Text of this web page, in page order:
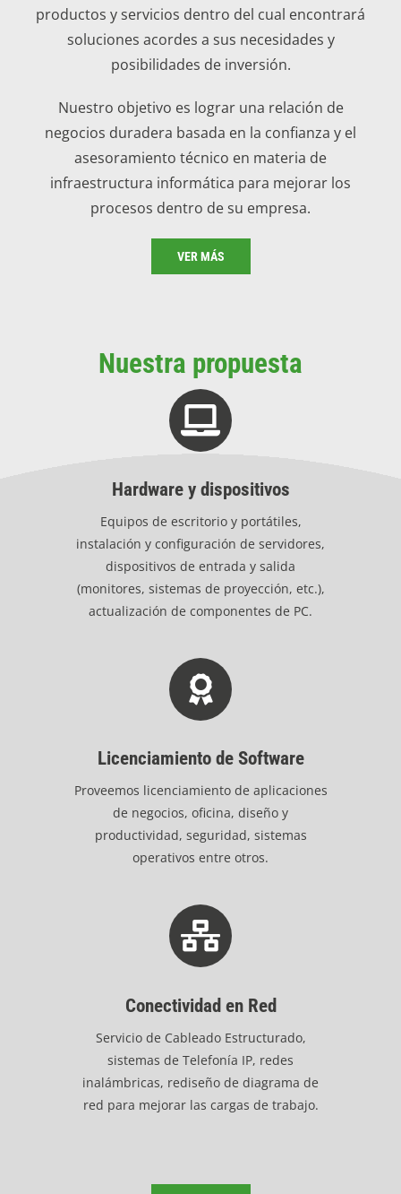
productos y servicios dentro del cual encontrará
soluciones acordes a sus necesidades y
posibilidades de inversión.
Nuestro objetivo es lograr una relación de
negocios duradera basada en la confianza y el
asesoramiento técnico en materia de
infraestructura informática para mejorar los
procesos dentro de su empresa.
VER MÁS
Nuestra propuesta
Hardware y dispositivos
Equipos de escritorio y portátiles,
instalación y configuración de servidores,
dispositivos de entrada y salida
(monitores, sistemas de proyección, etc.),
actualización de componentes de PC.
Licenciamiento de Software
Proveemos licenciamiento de aplicaciones
de negocios, oficina, diseño y
productividad, seguridad, sistemas
operativos entre otros.
Conectividad en Red
Servicio de Cableado Estructurado,
sistemas de Telefonía IP, redes
inalámbricas, rediseño de diagrama de
red para mejorar las cargas de trabajo.